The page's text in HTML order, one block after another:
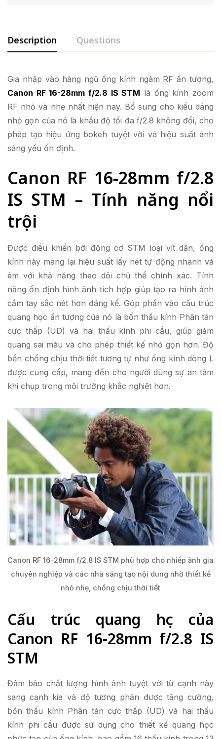
Description Questions
Gia nhập vào hàng ngũ ống kính ngàm RF ấn tượng,
Canon RF 16-28mm f/2.8 IS STM là ống kính zoom
RF nhỏ và nhẹ nhất hiện nay. Bổ sung cho kiểu dáng
nhỏ gọn của nó là khẩu độ tối đa f/2.8 không đổi, cho
phép tạo hiệu ứng bokeh tuyệt vời và hiệu suất ánh
sáng yếu ổn định.
Canon RF 16-28mm f/2.8
IS STM – Tính năng nổi
trội
Được điều khiển bởi động cơ STM loại vít dẫn, ống
kính này mang lại hiệu suất lấy nét tự động nhanh và
êm với khả năng theo dõi chủ thể chính xác. Tính
năng ổn định hình ảnh tích hợp giúp tạo ra hình ảnh
cầm tay sắc nét hơn đáng kể. Góp phần vào cấu trúc
quang học ấn tượng của nó là bốn thấu kính Phân tán
cực thấp (UD) và hai thấu kính phi cầu, giúp giảm
quang sai màu và cho phép thiết kế nhỏ gọn hơn. Độ
bền chống chịu thời tiết tương tự như ống kính dòng L
được cung cấp, mang đến cho người dùng sự an tâm
khi chụp trong môi trường khắc nghiệt hơn.
Canon RF 16-28mm f/2.8 IS STM phù hợp cho nhiếp ảnh gia
chuyên nghiệp và các nhà sáng tạo nội dung nhờ thiết kế
nhỏ nhẹ, chống chịu thời tiết
Cấu trúc quang học của
Canon RF 16-28mm f/2.8 IS
STM
Đảm bảo chất lượng hình ảnh tuyệt vời từ cạnh này
sang cạnh kia và độ tương phản được tăng cường,
bốn thấu kính Phân tán cực thấp (UD) và hai thấu
kính phi cầu được sử dụng cho thiết kế quang học